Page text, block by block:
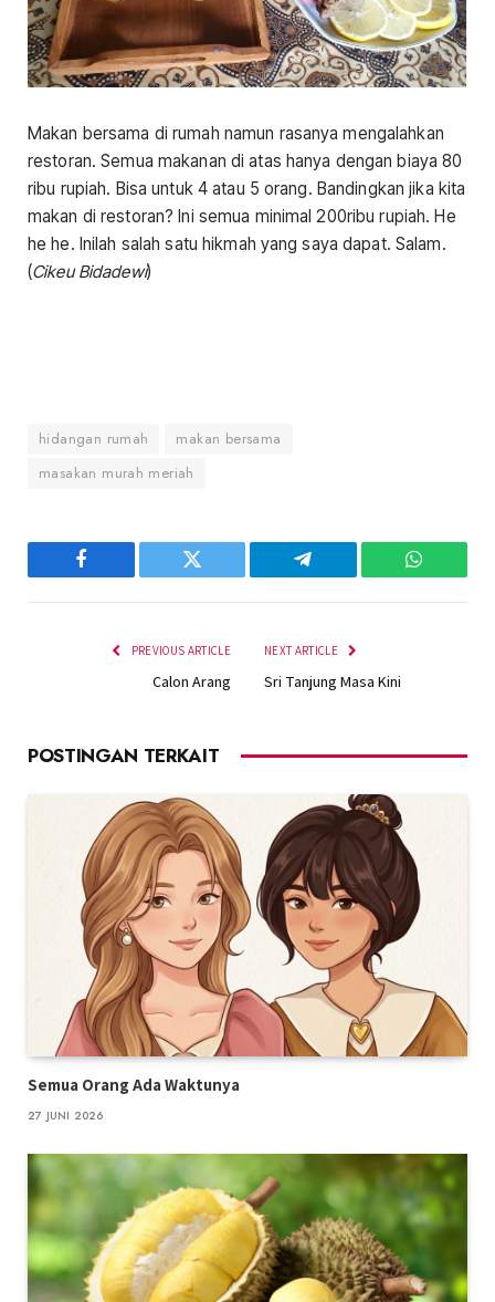
Makan bersama di rumah namun rasanya mengalahkan
restoran. Semua makanan di atas hanya dengan biaya 80
ribu rupiah. Bisa untuk 4 atau 5 orang. Bandingkan jika kita
makan di restoran? Ini semua minimal 200ribu rupiah. He
he he. Inilah salah satu hikmah yang saya dapat. Salam.
(Cikeu Bidadewi)
hidangan rumah
makan bersama
masakan murah meriah
Facebook Twitter Telegram
PREVIOUS ARTICLE
Calon Arang
NEXT ARTICLE
Sri Tanjung Masa Kini
POSTINGAN TERKAIT
Semua Orang Ada Waktunya
27 JUNI 2026